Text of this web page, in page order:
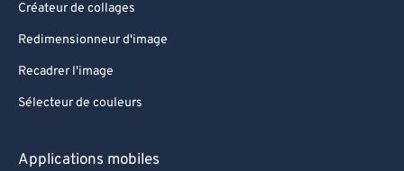
Créateur de collages
Redimensionneur d'image
Recadrer l'image
Sélecteur de couleurs
Applications mobiles